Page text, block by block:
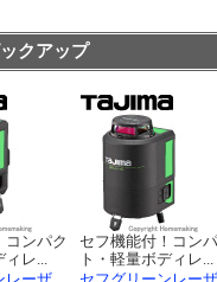
クアップ
コンパク
ィレ...
セフ機能付！コン
ト・軽量ボディレ...